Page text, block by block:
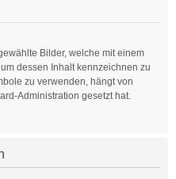
Bilder, welche mit einem
dessen Inhalt kennzeichnen zu
zu verwenden, hängt von
Administration gesetzt hat.